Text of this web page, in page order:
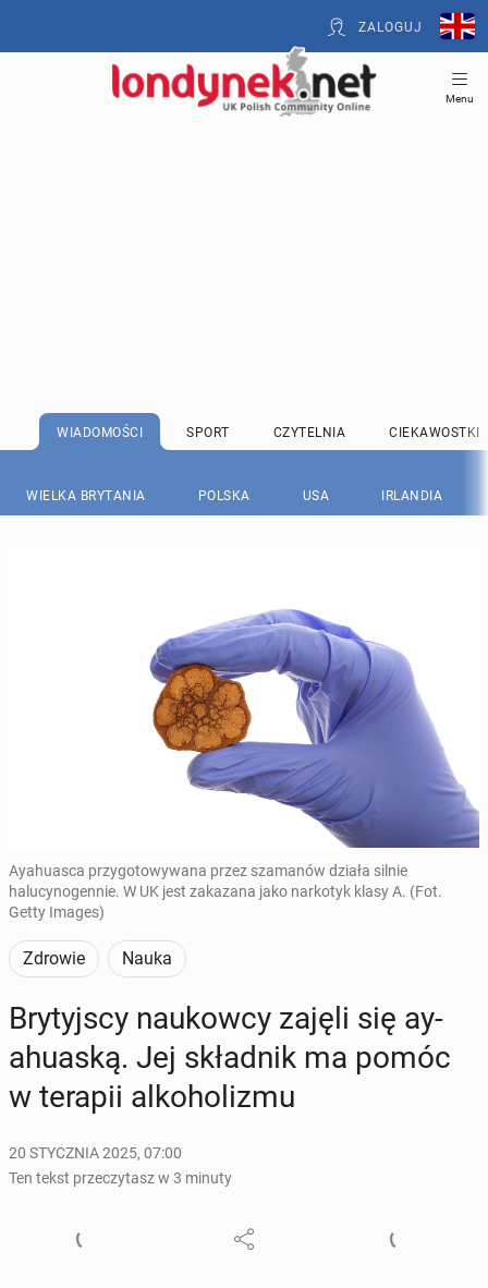
ZALOGUJ
Menu
WIADOMOŚCI SPORT CZYTELNIA CIEKAWOSTKI
WIELKA BRYTANIA POLSKA USA IRLANDIA
Ayahuasca przygotowywana przez szamanów działa silnie
halucynogennie. W UK jest zakazana jako narkotyk klasy A. (Fot.
Getty Images)
Zdrowie Nauka
Bry­tyj­scy na­ukow­cy zajęli się ay­
ahu­aską. Jej skład­nik ma pomóc
w terapii al­ko­ho­li­zmu
20 STYCZNIA 2025, 07:00
Ten tekst przeczytasz w 3 minuty